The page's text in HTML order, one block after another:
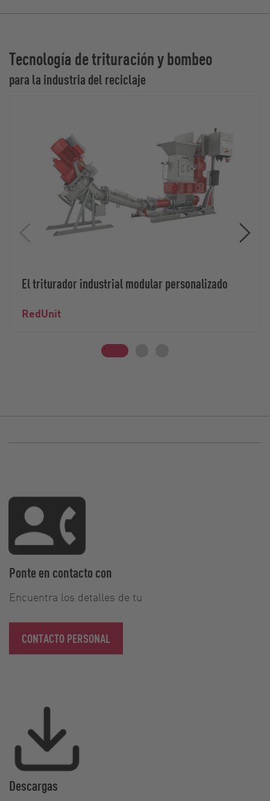
Tecnología de trituración y bombeo
para la industria del reciclaje
El triturador industrial modular personalizado
RedUnit
Ponte en contacto con
Encuentra los detalles de tu
CONTACTO PERSONAL
Descargas